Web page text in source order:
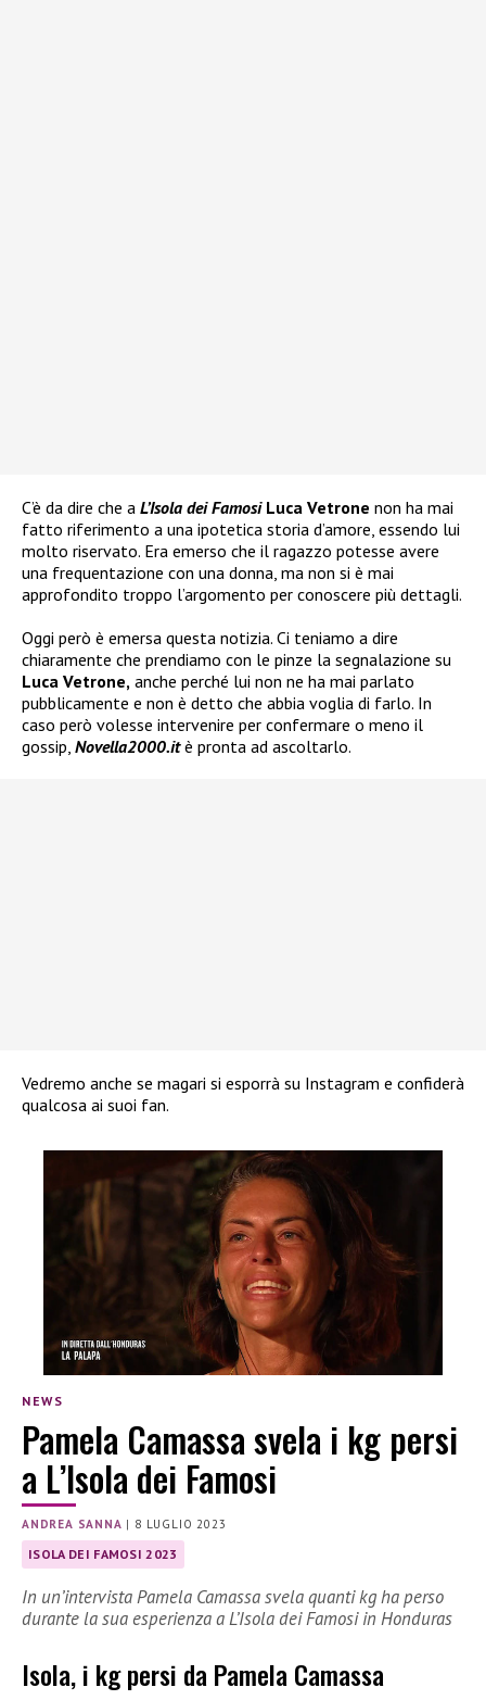
C’è da dire che a L’Isola dei Famosi Luca Vetrone non ha mai
fatto riferimento a una ipotetica storia d’amore, essendo lui
molto riservato. Era emerso che il ragazzo potesse avere
una frequentazione con una donna, ma non si è mai
approfondito troppo l’argomento per conoscere più dettagli.
Oggi però è emersa questa notizia. Ci teniamo a dire
chiaramente che prendiamo con le pinze la segnalazione su
Luca Vetrone, anche perché lui non ne ha mai parlato
pubblicamente e non è detto che abbia voglia di farlo. In
caso però volesse intervenire per confermare o meno il
gossip, Novella2000.itè pronta ad ascoltarlo.
Vedremo anche se magari si esporrà su Instagram e confiderà
qualcosa ai suoi fan.
NEWS
Pamela Camassa svela i kg persi
a L’Isola dei Famosi
ANDREA SANNA | 8 LUGLIO 2023
ISOLA DEI FAMOSI 2023
In un’intervista Pamela Camassa svela quanti kg ha perso
durante la sua esperienza a L’Isola dei Famosi in Honduras
Isola, i kg persi da Pamela Camassa